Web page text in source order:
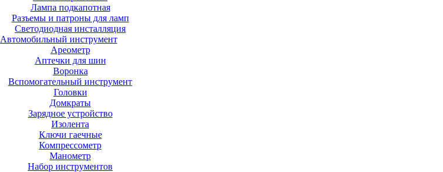
Лампа подкапотная
Разъемы и патроны для ламп
Светодиодная инсталляция
Автомобильный инструмент
Ареометр
Аптечки для шин
Воронка
Вспомогательный инструмент
Головки
Домкраты
Зарядное устройство
Изолента
Ключи гаечные
Компрессометр
Манометр
Набор инструментов